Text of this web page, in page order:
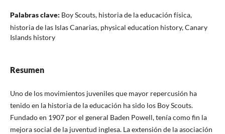
Palabras clave: Boy Scouts, historia de la educación física,
historia de las Islas Canarias, physical education history, Canary
Islands history
Resumen
Uno de los movimientos juveniles que mayor repercusión ha
tenido en la historia de la educación ha sido los Boy Scouts.
Fundado en 1907 por el general Baden Powell, tenía como fin la
mejora social de la juventud inglesa. La extensión de la asociación